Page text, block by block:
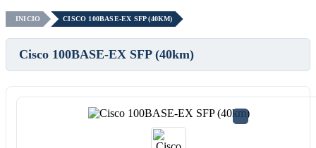
INICIO CISCO 100BASE-EX SFP (40KM)
Cisco 100BASE-EX SFP (40km)